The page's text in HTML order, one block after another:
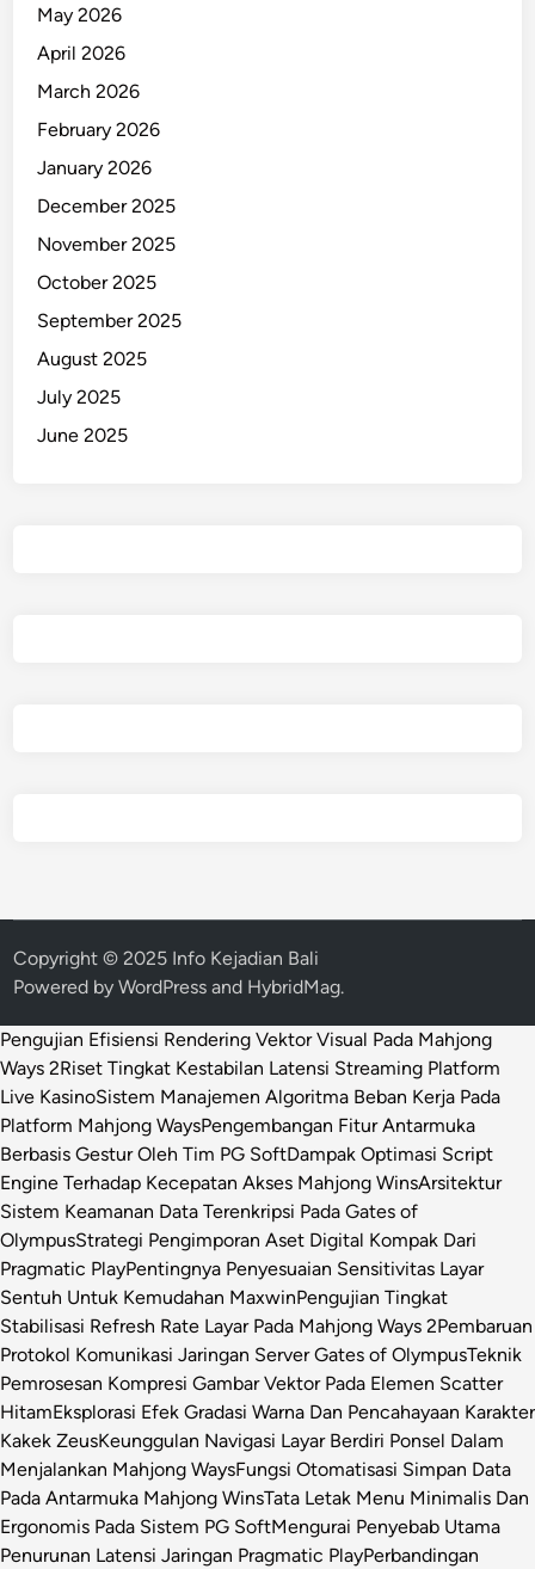
May 2026
April 2026
March 2026
February 2026
January 2026
December 2025
November 2025
October 2025
September 2025
August 2025
July 2025
June 2025
Copyright © 2025 Info Kejadian Bali
Powered byWordPress and HybridMag.
Pengujian Efisiensi Rendering Vektor Visual Pada Mahjong
Ways 2Riset Tingkat Kestabilan Latensi Streaming Platform
Live KasinoSistem Manajemen Algoritma Beban Kerja Pada
Platform Mahjong WaysPengembangan Fitur Antarmuka
Berbasis Gestur Oleh Tim PG SoftDampak Optimasi Script
Engine Terhadap Kecepatan Akses Mahjong WinsArsitektur
Sistem Keamanan Data Terenkripsi Pada Gates of
OlympusStrategi Pengimporan Aset Digital Kompak Dari
Pragmatic PlayPentingnya Penyesuaian Sensitivitas Layar
Sentuh Untuk Kemudahan MaxwinPengujian Tingkat
Stabilisasi Refresh Rate Layar Pada Mahjong Ways 2Pembaruan
Protokol Komunikasi Jaringan Server Gates of OlympusTeknik
Pemrosesan Kompresi Gambar Vektor Pada Elemen Scatter
HitamEksplorasi Efek Gradasi Warna Dan Pencahayaan Karakter
Kakek ZeusKeunggulan Navigasi Layar Berdiri Ponsel Dalam
Menjalankan Mahjong WaysFungsi Otomatisasi Simpan Data
Pada Antarmuka Mahjong WinsTata Letak Menu Minimalis Dan
Ergonomis Pada Sistem PG SoftMengurai Penyebab Utama
Penurunan Latensi Jaringan Pragmatic PlayPerbandingan